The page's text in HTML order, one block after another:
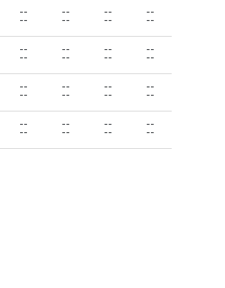
--
--
--
--
--
--
--
--
--
--
--
--
--
--
--
--
--
--
--
--
--
--
--
--
--
--
--
--
--
--
--
--